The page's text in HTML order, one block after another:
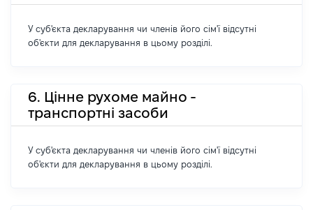
У суб'єкта декларування чи членів його сім'ї відсутні
об'єкти для декларування в цьому розділі.
6. Цінне рухоме майно -
транспортні засоби
У суб'єкта декларування чи членів його сім'ї відсутні
об'єкти для декларування в цьому розділі.